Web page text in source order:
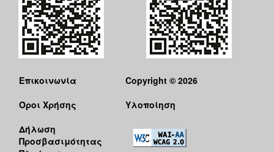
Επικοινωνία
Όροι Χρήσης
Δήλωση
Προσβασιμότητας
Copyright © 2026
Υλοποίηση